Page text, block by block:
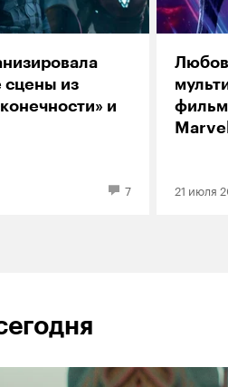
из
и
7 21 июля